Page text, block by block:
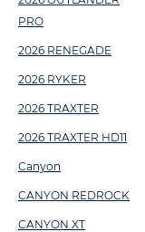
PRO
2026 RENEGADE
2026 RYKER
2026 TRAXTER
2026 TRAXTER HD11
Canyon
CANYON REDROCK
CANYON XT